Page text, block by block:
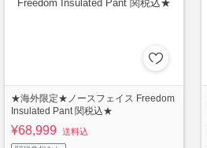
★海外限定★ノースフェイス Freedom
Insulated Pant 関税込★
¥68,999 送料込